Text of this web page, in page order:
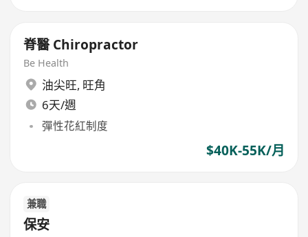
脊醫 Chiropractor
Be Health
油尖旺, 旺角
6天/週
彈性花紅制度
$40K-55K/月
兼職
保安